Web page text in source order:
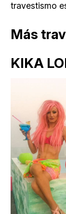
travestismo
Más
KIKA